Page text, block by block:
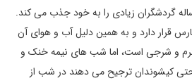
گردشگران زیادی را به خود جذب می کند.
قرار دارد و به همین دلیل آب و هوای آن
و شرجی است، اما شب های نیمه خنک و
حتی کیشوندان ترجیح می دهند در شب از